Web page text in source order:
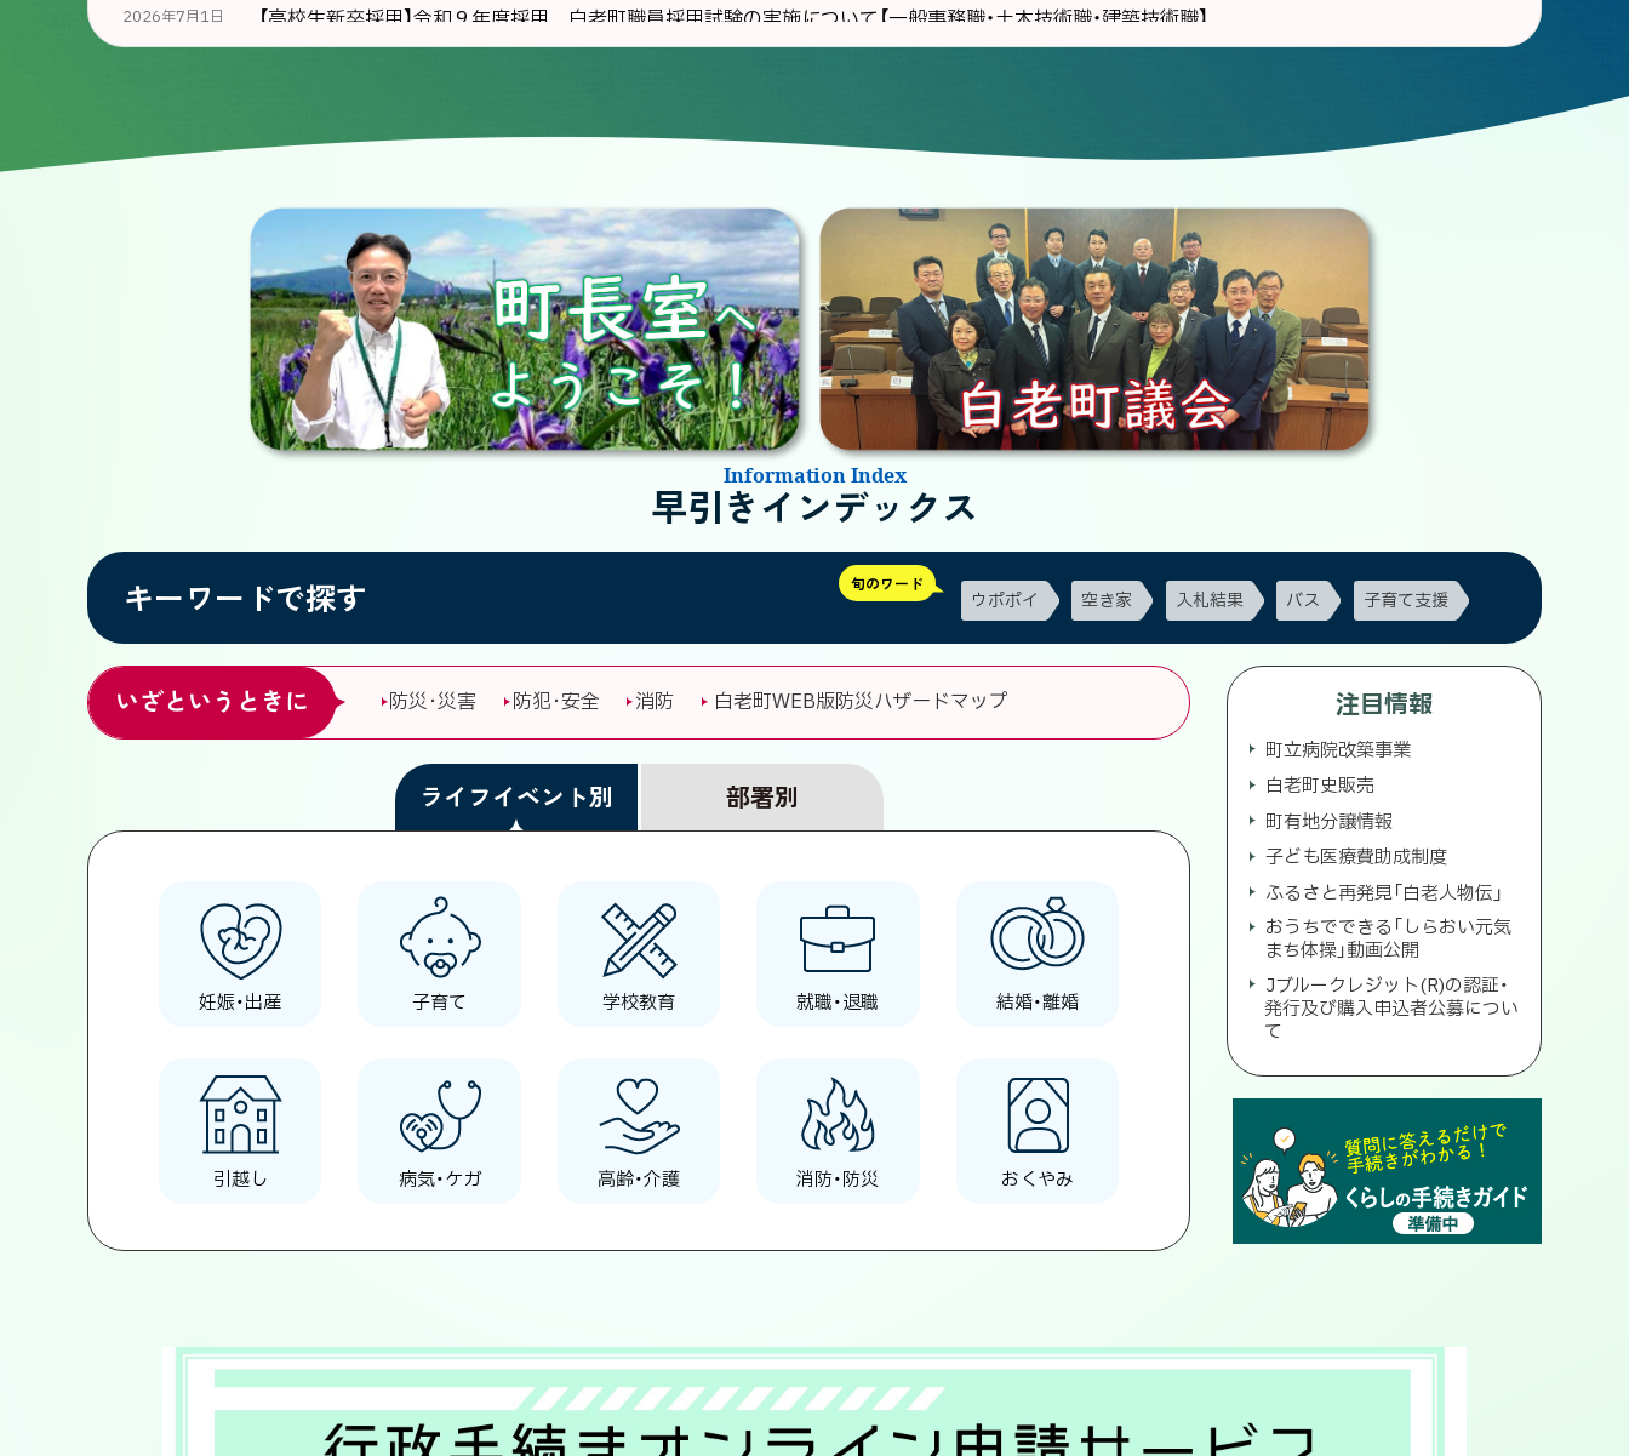
2026年7月1日 【高校生新卒採用】令和９年度採用 白老町職員採用試験の実施について【一般事務職・土木技術職・建築技術職】
令和７年度ヒグマの出没情報について
Information Index
早引きインデックス
キーワードで探す 旬のワード
ウポポイ 空き家 入札結果 バス 子育て支援
いざというときに 防災･災害 防犯･安全 消防 白老町WEB版防災ハザードマップ
ライフイベント別 部署別
妊娠・出産 子育て 学校教育 就職・退職 結婚・離婚
引越し 病気・ケガ 高齢・介護 消防・防災 おくやみ
注目情報
町立病院改築事業
白老町史販売
町有地分譲情報
子ども医療費助成制度
ふるさと再発見「白老人物伝」
おうちでできる「しらおい元気
まち体操」動画公開
Jブルークレジット(R)の認証・
発行及び購入申込者公募につい
て